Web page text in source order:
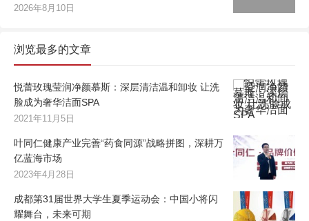
2026年8月10日
浏览最多的文章
悦蕾玫瑰莹润净颜慕斯：深层清洁温和卸妆 让洗
脸成为奢华洁面SPA
2021年11月5日
叶同仁健康产业完善“药食同源”战略拼图，深耕万
亿蓝海市场
2023年4月28日
成都第31届世界大学生夏季运动会：中国小将闪
耀舞台，未来可期